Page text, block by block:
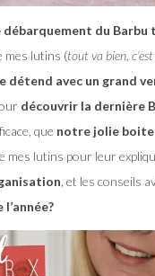
débarquement du
mes lutins (tout va bien,
détend avec un grand
découvrir la dernière
que notre jolie boite
mes lutins pour leur
, et les conseils